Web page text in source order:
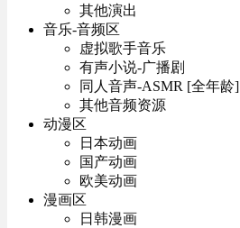
其他演出
音乐-音频区
虚拟歌手音乐
有声小说-广播剧
同人音声-ASMR [全年龄]
其他音频资源
动漫区
日本动画
国产动画
欧美动画
漫画区
日韩漫画